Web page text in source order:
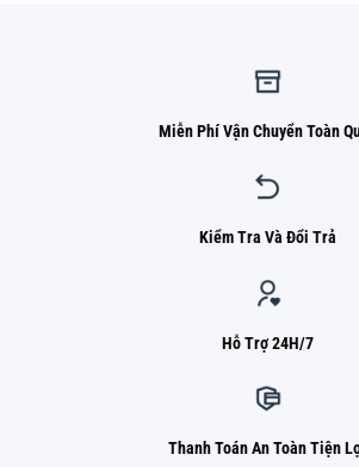
Miễn Phí Vận Chuyển Toàn
Kiểm Tra Và Đổi Trả
Hỗ Trợ 24H/7
Thanh Toán An Toàn Tiện